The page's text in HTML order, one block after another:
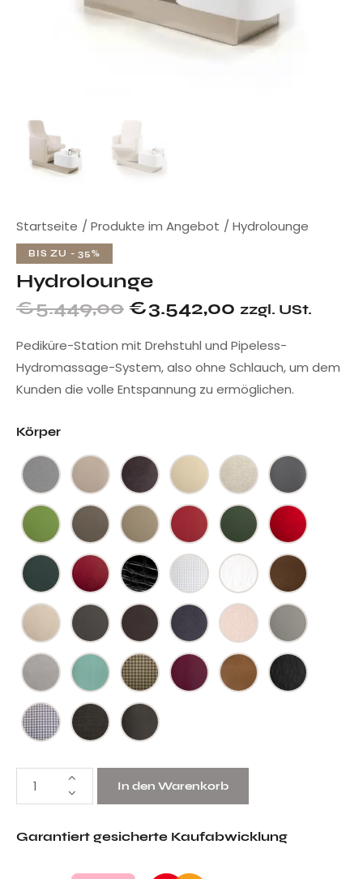
Startseite Produkte im Angebot Hydrolounge
BIS ZU - 35%
Hydrolounge
€5.449,00 €3.542,00 zzgl. USt.
Pediküre-Station mit Drehstuhl und Pipeless-
Hydromassage-System, also ohne Schlauch, um dem
Kunden die volle Entspannung zu ermöglichen.
Körper
In den Warenkorb
Garantiert gesicherte Kaufabwicklung